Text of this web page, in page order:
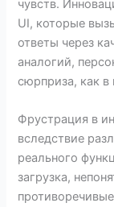
чувств.
UI, которые
ответы через
аналогий,
сюрприза, как в
Фрустрация в
вследствие
реального
загрузка,